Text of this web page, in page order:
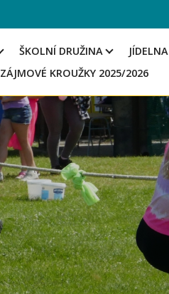
ŠKOLNÍ DRUŽINA JÍDELNA
ZÁJMOVÉ KROUŽKY 2025/2026